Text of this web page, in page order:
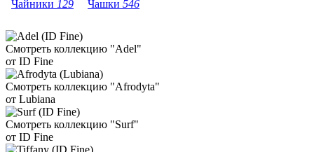
Чайники 129 Чашки 546
Смотреть коллекцию "Adel"
от ID Fine
Смотреть коллекцию "Afrodyta"
от Lubiana
Смотреть коллекцию "Surf"
от ID Fine